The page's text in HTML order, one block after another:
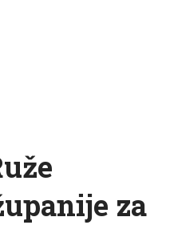
za